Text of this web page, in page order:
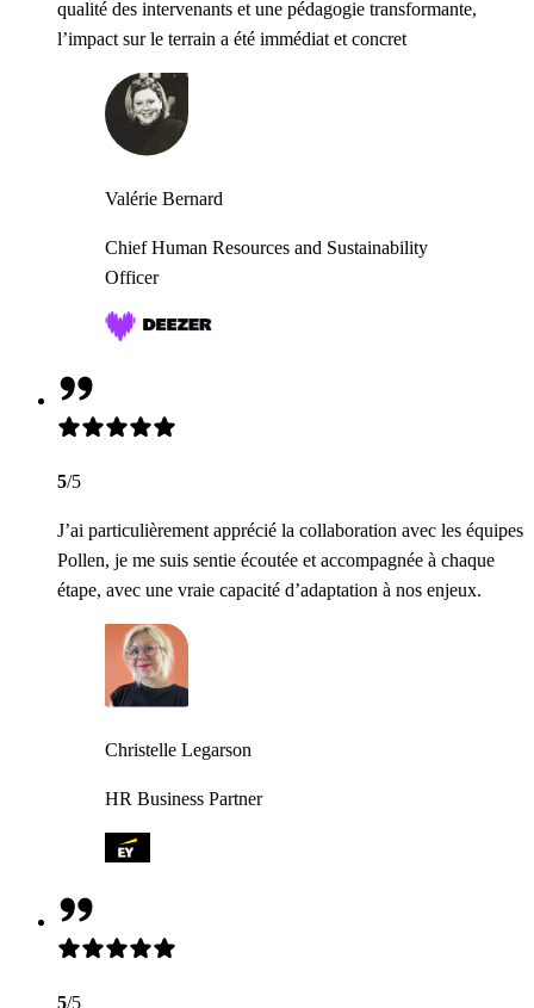
qualité des intervenants et une pédagogie transformante,
l’impact sur le terrain a été immédiat et concret
Valérie Bernard
Chief Human Resources and Sustainability
Officer
5/5
J’ai particulièrement apprécié la collaboration avec les équipes
Pollen, je me suis sentie écoutée et accompagnée à chaque
étape, avec une vraie capacité d’adaptation à nos enjeux.
Christelle Legarson
HR Business Partner
5/5